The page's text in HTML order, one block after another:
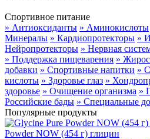
Спортивное питание
» Антиоксиданты » Аминокислоты
Минералы » Кардиопротекторы »
Нейропротекторы » Нервная
» Поддержка пищеварения »
добавки » Спортивные напитки »
кислоты » Здоровье глаз »
здоровье » Очищение организма »
Российские бады » Специальные
Популярные продукты
Powder NOW (454 г) глицин